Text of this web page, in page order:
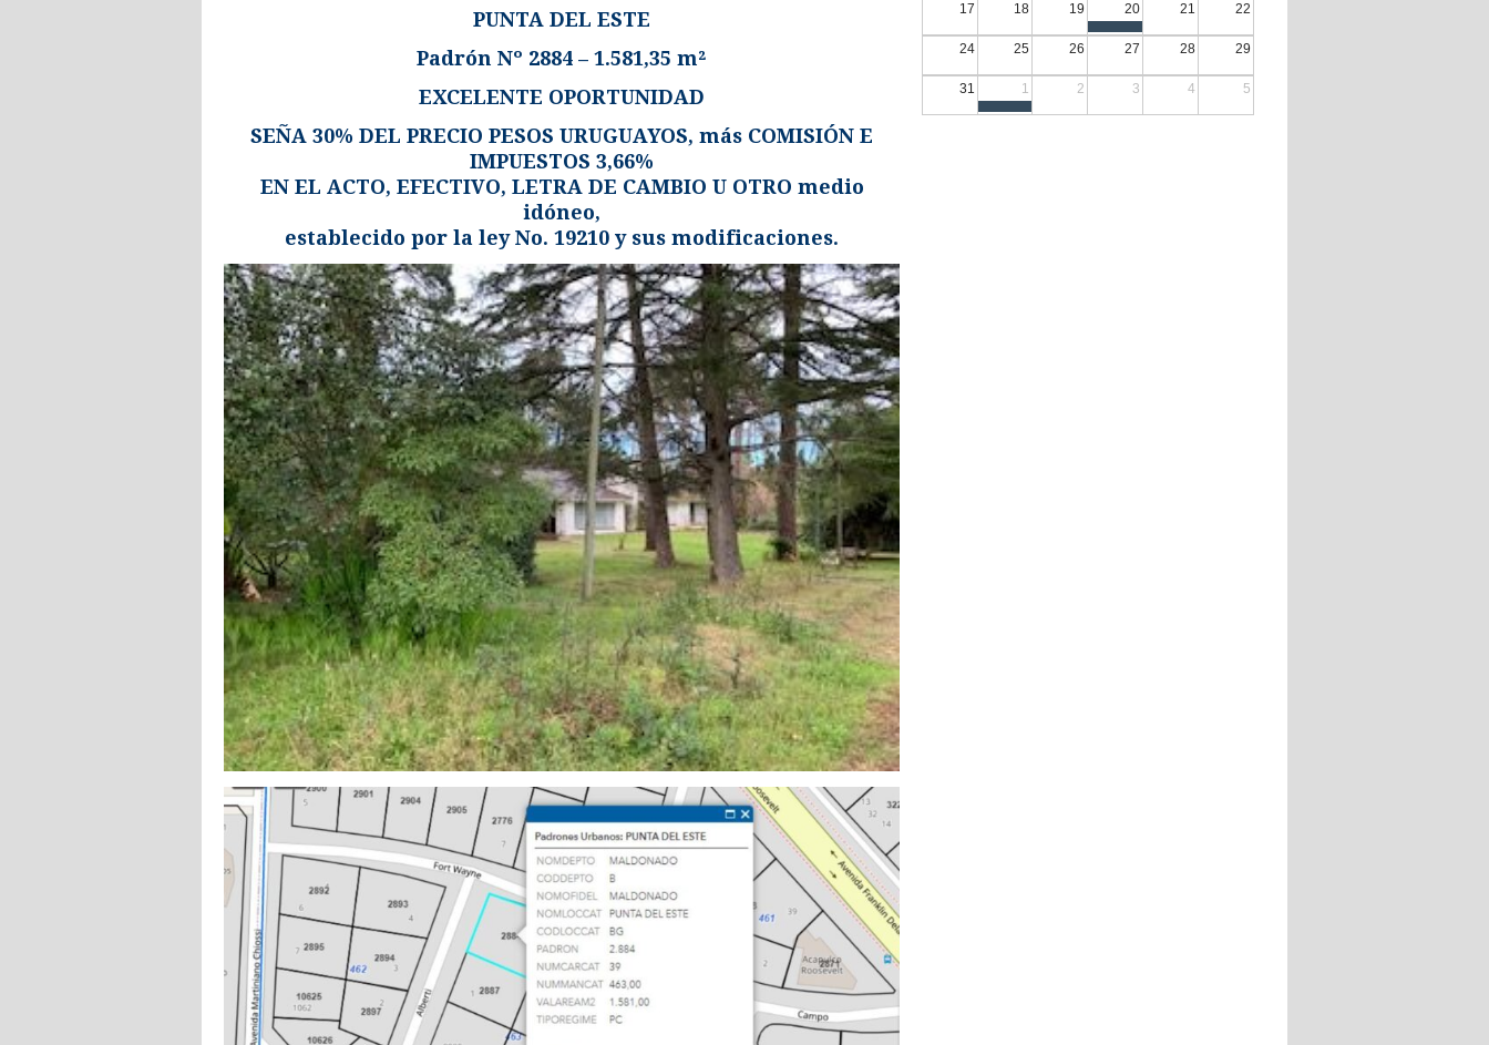
PUNTA DEL ESTE
Padrón Nº 2884 – 1.581,35 m²
EXCELENTE OPORTUNIDAD
SEÑA 30% DEL PRECIO PESOS URUGUAYOS, más COMISIÓN E
IMPUESTOS 3,66%
EN EL ACTO, EFECTIVO, LETRA DE CAMBIO U OTRO medio
idóneo,
establecido por la ley No. 19210 y sus modificaciones.
17 18 19 20 21 22
24 25 26 27 28 29
31 1 2 3 4 5